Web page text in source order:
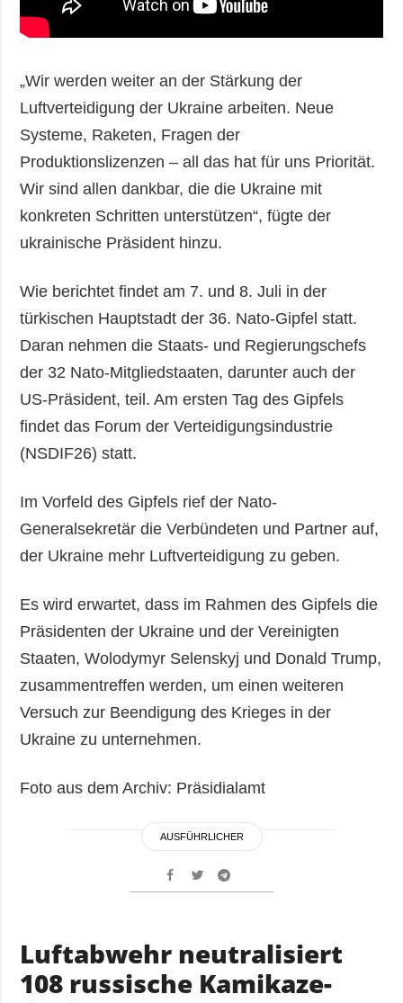
„Wir werden weiter an der Stärkung der
Luftverteidigung der Ukraine arbeiten. Neue
Systeme, Raketen, Fragen der
Produktionslizenzen – all das hat für uns Priorität.
Wir sind allen dankbar, die die Ukraine mit
konkreten Schritten unterstützen“, fügte der
ukrainische Präsident hinzu.
Wie berichtet findet am 7. und 8. Juli in der
türkischen Hauptstadt der 36. Nato-Gipfel statt.
Daran nehmen die Staats- und Regierungschefs
der 32 Nato-Mitgliedstaaten, darunter auch der
US-Präsident, teil. Am ersten Tag des Gipfels
findet das Forum der Verteidigungsindustrie
(NSDIF26) statt.
Im Vorfeld des Gipfels rief der Nato-
Generalsekretär die Verbündeten und Partner auf,
der Ukraine mehr Luftverteidigung zu geben.
Es wird erwartet, dass im Rahmen des Gipfels die
Präsidenten der Ukraine und der Vereinigten
Staaten, Wolodymyr Selenskyj und Donald Trump,
zusammentreffen werden, um einen weiteren
Versuch zur Beendigung des Krieges in der
Ukraine zu unternehmen.
Foto aus dem Archiv: Präsidialamt
AUSFÜHRLICHER
Luftabwehr neutralisiert
108 russische Kamikaze-